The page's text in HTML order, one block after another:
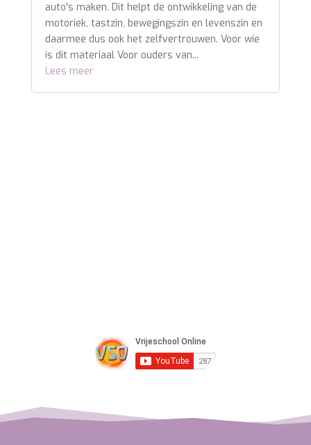
auto's maken. Dit helpt de ontwikkeling van de
motoriek, tastzin, bewegingszin en levenszin en
daarmee dus ook het zelfvertrouwen. Voor wie
is dit materiaal Voor ouders van...
Lees meer